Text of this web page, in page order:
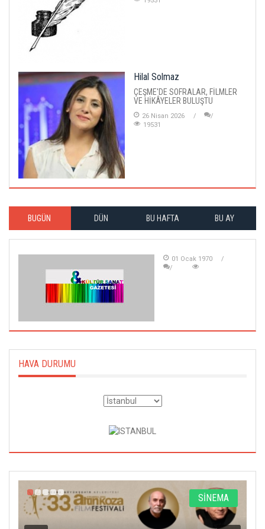
Hilal Solmaz
ÇEŞME'DE SOFRALAR, FİLMLER
VE HİKÂYELER BULUŞTU
26 Nisan 2026
19531
BUGÜN DÜN BU HAFTA BU AY
01 Ocak 1970
HAVA DURUMU
SİNEMA